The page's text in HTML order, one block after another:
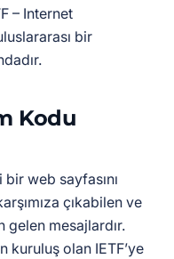
– Internet
bir
Kodu
web sayfasını
çıkabilen ve
gelen mesajlardır.
kuruluş olan IETF’ye